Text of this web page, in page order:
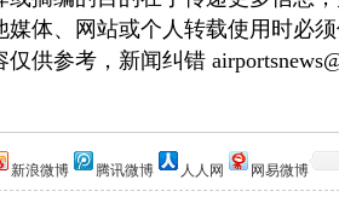
媒体、网站或个人转载使用时必
供参考，新闻纠错
新浪微博 腾讯微博 人人网 网易微博